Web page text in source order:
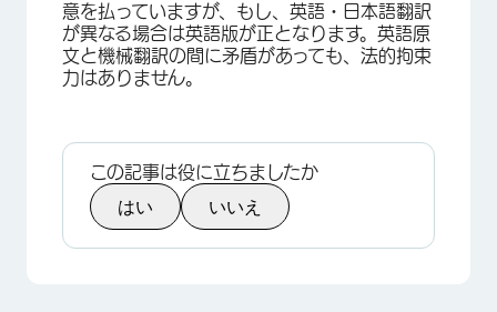
意を払っていますが、もし、英語・日本語翻訳
が異なる場合は英語版が正となります。英語原
文と機械翻訳の間に矛盾があっても、法的拘束
力はありません。
この記事は役に立ちましたか
はい いいえ